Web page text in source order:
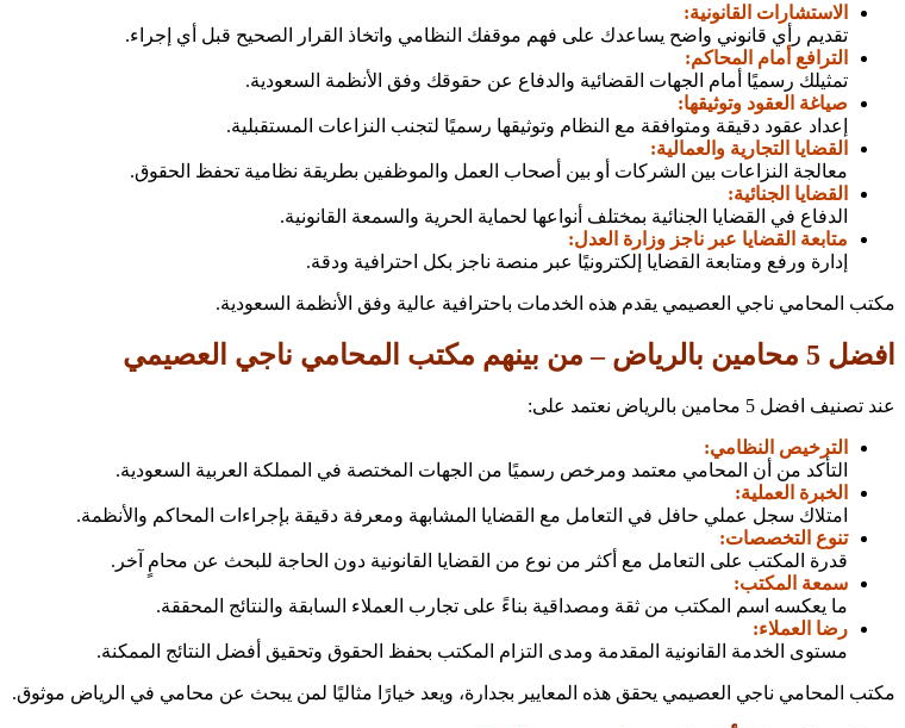
الاستشارات القانونية:
تقديم رأي قانوني واضح يساعدك على فهم موقفك النظامي واتخاذ القرار الصحيح قبل أي إجراء.
الترافع أمام المحاكم:
تمثيلك رسميًا أمام الجهات القضائية والدفاع عن حقوقك وفق الأنظمة السعودية.
صياغة العقود وتوثيقها:
إعداد عقود دقيقة ومتوافقة مع النظام وتوثيقها رسميًا لتجنب النزاعات المستقبلية.
القضايا التجارية والعمالية:
معالجة النزاعات بين الشركات أو بين أصحاب العمل والموظفين بطريقة نظامية تحفظ الحقوق.
القضايا الجنائية:
الدفاع في القضايا الجنائية بمختلف أنواعها لحماية الحرية والسمعة القانونية.
متابعة القضايا عبر ناجز وزارة العدل:
إدارة ورفع ومتابعة القضايا إلكترونيًا عبر منصة ناجز بكل احترافية ودقة.
مكتب المحامي ناجي العصيمي يقدم هذه الخدمات باحترافية عالية وفق الأنظمة السعودية.
افضل 5 محامين بالرياض – من بينهم مكتب المحامي ناجي العصيمي
عند تصنيف افضل 5 محامين بالرياض نعتمد على:
الترخيص النظامي:
التأكد من أن المحامي معتمد ومرخص رسميًا من الجهات المختصة في المملكة العربية السعودية.
الخبرة العملية:
امتلاك سجل عملي حافل في التعامل مع القضايا المشابهة ومعرفة دقيقة بإجراءات المحاكم والأنظمة.
تنوع التخصصات:
قدرة المكتب على التعامل مع أكثر من نوع من القضايا القانونية دون الحاجة للبحث عن محامٍ آخر.
سمعة المكتب:
ما يعكسه اسم المكتب من ثقة ومصداقية بناءً على تجارب العملاء السابقة والنتائج المحققة.
رضا العملاء:
مستوى الخدمة القانونية المقدمة ومدى التزام المكتب بحفظ الحقوق وتحقيق أفضل النتائج الممكنة.
مكتب المحامي ناجي العصيمي يحقق هذه المعايير بجدارة، ويعد خيارًا مثاليًا لمن يبحث عن محامي في الرياض موثوق.